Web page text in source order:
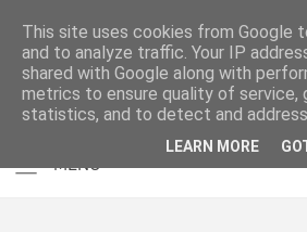
This site uses cookies from Google
and to analyze traffic. Your IP
shared with Google along with
metrics to ensure quality of service,
statistics, and to detect and
LEARN MORE